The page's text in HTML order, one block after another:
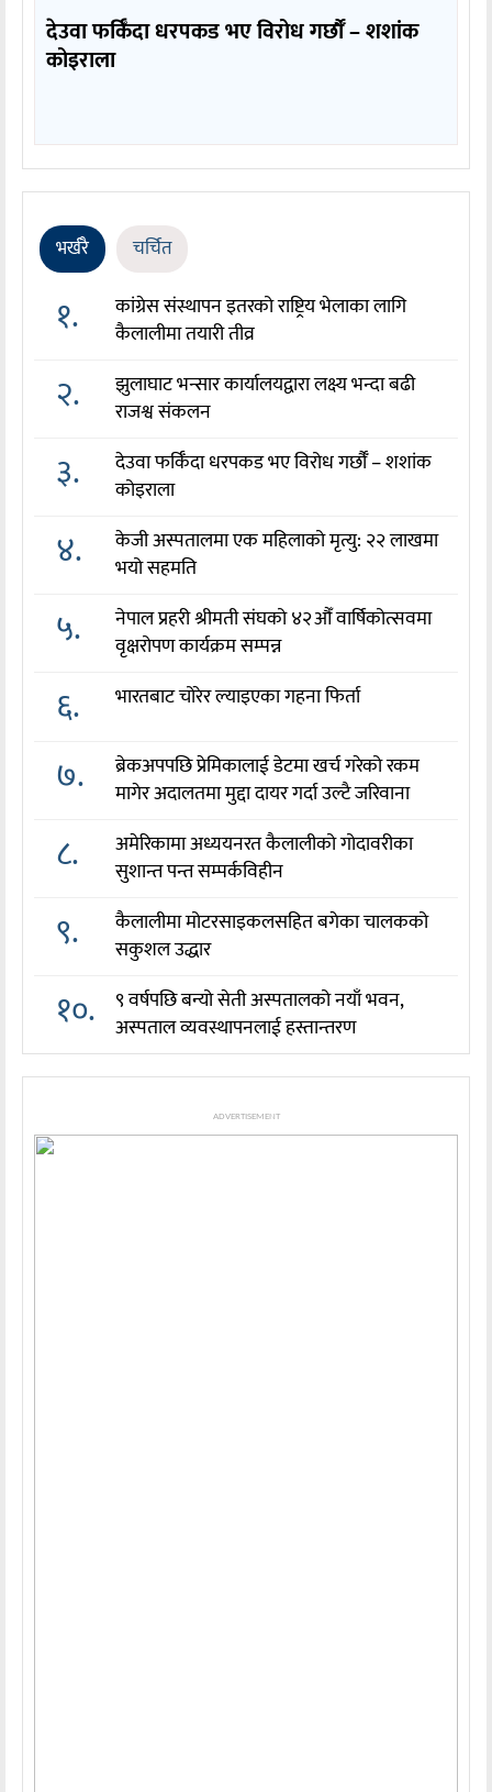
देउवा फर्किँदा धरपकड भए विरोध गर्छौँं – शशांक
कोइराला
भर्खरै चर्चित
१.
कांग्रेस संस्थापन इतरको राष्ट्रिय भेलाका लागि
कैलालीमा तयारी तीव्र
२.
झुलाघाट भन्सार कार्यालयद्वारा लक्ष्य भन्दा बढी
राजश्व संकलन
३.
देउवा फर्किँदा धरपकड भए विरोध गर्छौँं – शशांक
कोइराला
४.
केजी अस्पतालमा एक महिलाको मृत्यु: २२ लाखमा
भयो सहमति
५.
नेपाल प्रहरी श्रीमती संघको ४२औँ वार्षिकोत्सवमा
वृक्षरोपण कार्यक्रम सम्पन्न
६. भारतबाट चोरेर ल्याइएका गहना फिर्ता
७.
ब्रेकअपपछि प्रेमिकालाई डेटमा खर्च गरेको रकम
मागेर अदालतमा मुद्दा दायर गर्दा उल्टै जरिवाना
८.
अमेरिकामा अध्ययनरत कैलालीको गोदावरीका
सुशान्त पन्त सम्पर्कविहीन
९.
कैलालीमा मोटरसाइकलसहित बगेका चालकको
सकुशल उद्धार
१०.
९ वर्षपछि बन्यो सेती अस्पतालको नयाँ भवन,
अस्पताल व्यवस्थापनलाई हस्तान्तरण
ADVERTISEMENT